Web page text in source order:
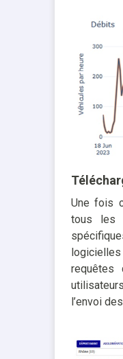
Une fois
tous les
requêtes
l’envoi